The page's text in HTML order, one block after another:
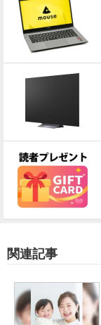
関連記事